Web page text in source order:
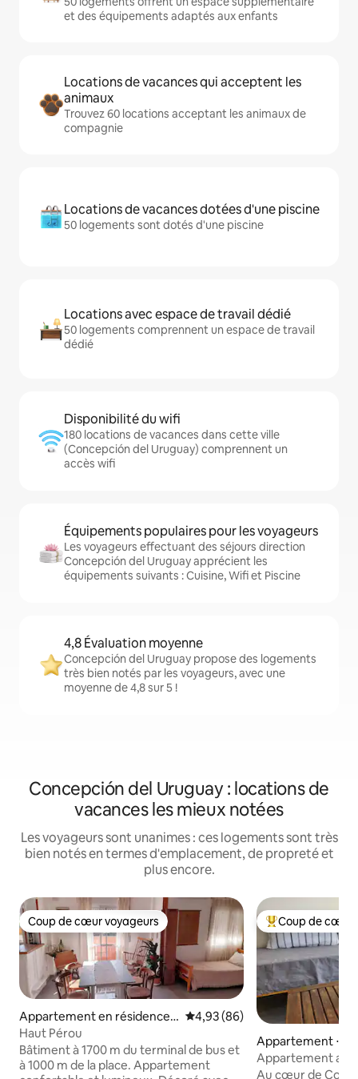
et des équipements adaptés aux enfants
Locations de vacances qui acceptent les
animaux
Trouvez 60 locations acceptant les animaux de
compagnie
Locations de vacances dotées d'une piscine
50 logements sont dotés d'une piscine
Locations avec espace de travail dédié
50 logements comprennent un espace de travail
dédié
Disponibilité du wifi
180 locations de vacances dans cette ville
(Concepción del Uruguay) comprennent un
accès wifi
Équipements populaires pour les voyageurs
Les voyageurs effectuant des séjours direction
Concepción del Uruguay apprécient les
équipements suivants : Cuisine, Wifi et Piscine
4,8 Évaluation moyenne
Concepción del Uruguay propose des logements
très bien notés par les voyageurs, avec une
moyenne de 4,8 sur 5 !
Concepción del Uruguay : locations de
vacances les mieux notées
Les voyageurs sont unanimes : ces logements sont très
bien notés en termes d'emplacement, de propreté et
plus encore.
Coup de cœur voyageurs
Coup de cœur voyageurs
Appartement en résidence ⋅
Concepción del Uruguay
Évaluation moyenne sur la
4,93 (86)
Haut Pérou
Bâtiment à 1700 m du terminal de bus et
à 1000 m de la place. Appartement
Coups de cœur
Coup de cœur
Appartement ⋅
del Uruguay
Appartement
dans le centre
Au cœur de